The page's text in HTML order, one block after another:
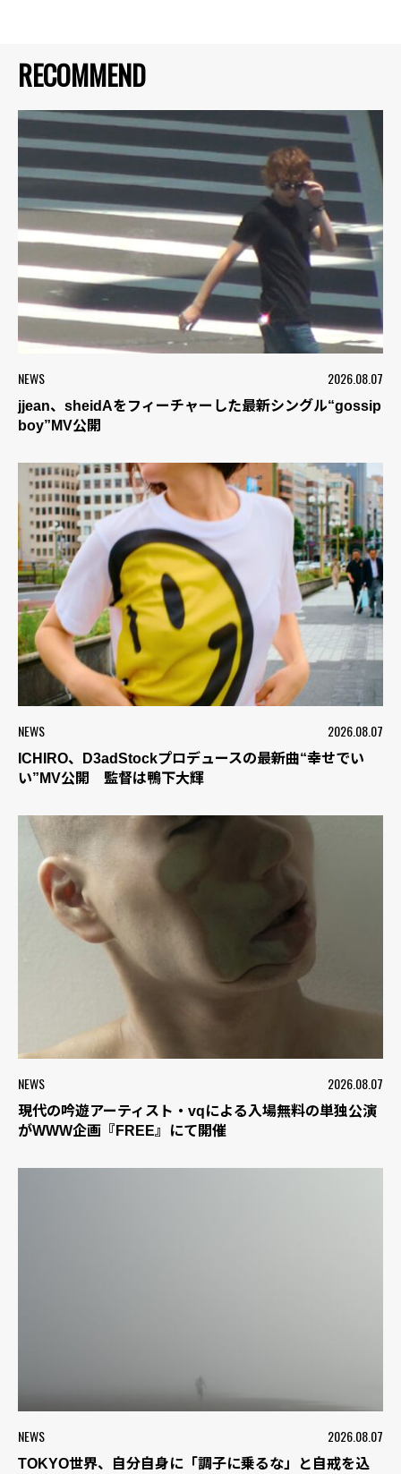
RECOMMEND
NEWS 2026.08.07
jjean、sheidAをフィーチャーした最新シングル“gossip
boy”MV公開
NEWS 2026.08.07
ICHIRO、D3adStockプロデュースの最新曲“幸せでい
い”MV公開 監督は鴨下大輝
NEWS 2026.08.07
現代の吟遊アーティスト・vqによる入場無料の単独公演
がWWW企画『FREE』にて開催
NEWS 2026.08.07
TOKYO世界、自分自身に「調子に乗るな」と自戒を込